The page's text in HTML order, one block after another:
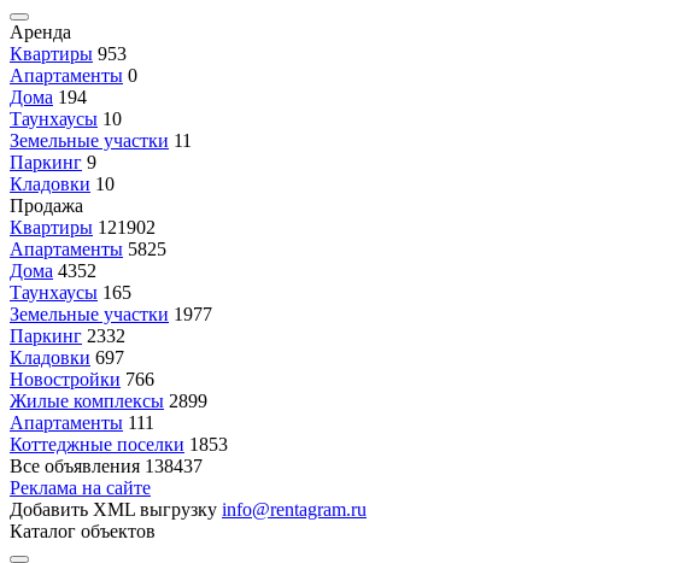
Аренда
Квартиры 953
Апартаменты 0
Дома 194
Таунхаусы 10
Земельные участки 11
Паркинг 9
Кладовки 10
Продажа
Квартиры 121902
Апартаменты 5825
Дома 4352
Таунхаусы 165
Земельные участки 1977
Паркинг 2332
Кладовки 697
Новостройки 766
Жилые комплексы 2899
Апартаменты 111
Коттеджные поселки 1853
Все объявления 138437
Реклама на сайте
Добавить XML выгрузку info@rentagram.ru
Каталог объектов